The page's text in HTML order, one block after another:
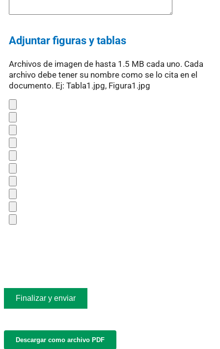
Adjuntar figuras y tablas
Archivos de imagen de hasta 1.5 MB cada uno. Cada
archivo debe tener su nombre como se lo cita en el
documento. Ej: Tabla1.jpg, Figura1.jpg
Descargar como archivo PDF